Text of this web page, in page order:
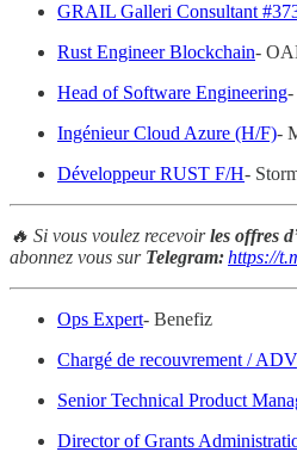
GRAIL Galleri Consultant
Rust Engineer Blockchain-
Head of Software Engineering-
Ingénieur Cloud Azure (H/F)-
Développeur RUST F/H-
🔥 Si vous voulez recevoirles offres
abonnez vous surTelegram:https://
Ops Expert- Benefiz
Chargé de recouvrement / ADV
Senior Technical Product
Director of Grants